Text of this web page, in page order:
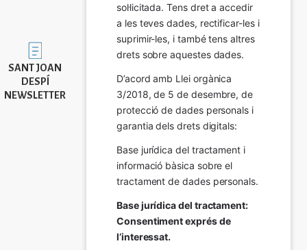
Imatge
SANT JOAN
DESPÍ
NEWSLETTER
sol·licitada. Tens dret a accedir
a les teves dades, rectificar-les i
suprimir-les, i també tens altres
drets sobre aquestes dades.
D’acord amb Llei orgànica
3/2018, de 5 de desembre, de
protecció de dades personals i
garantia dels drets digitals:
Base jurídica del tractament i
informació bàsica sobre el
tractament de dades personals.
Base jurídica del tractament:
Consentiment exprés de
l’interessat.